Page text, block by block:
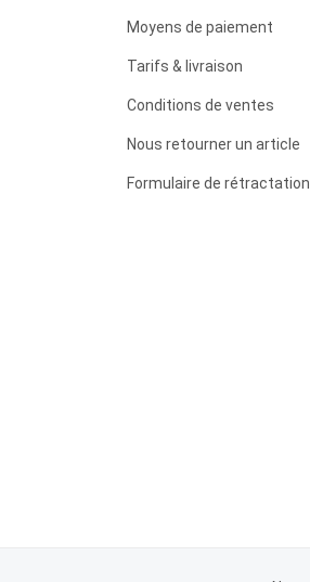
Moyens de paiement
Tarifs & livraison
Conditions de ventes
Nous retourner un article
Formulaire de rétractation